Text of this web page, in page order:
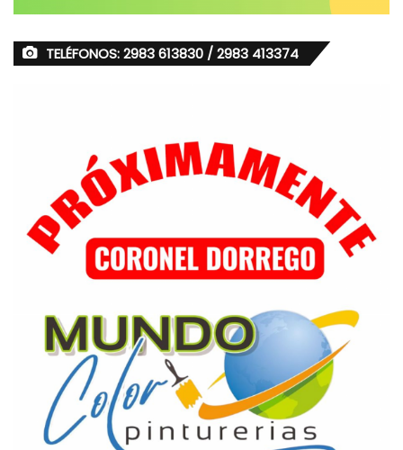
TELÉFONOS: 2983 613830 / 2983 413374